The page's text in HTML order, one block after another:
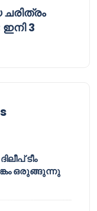
3
ടീം
ഒരുങ്ങുന്നു